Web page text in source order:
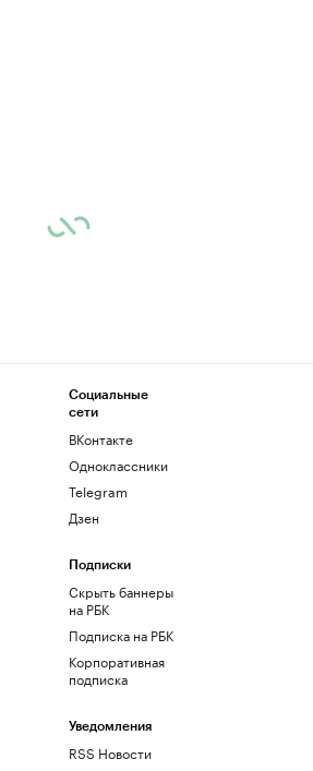
Социальные
сети
ВКонтакте
Одноклассники
Telegram
Дзен
Подписки
Скрыть баннеры
на РБК
Подписка на РБК
Корпоративная
подписка
Уведомления
RSS Новости